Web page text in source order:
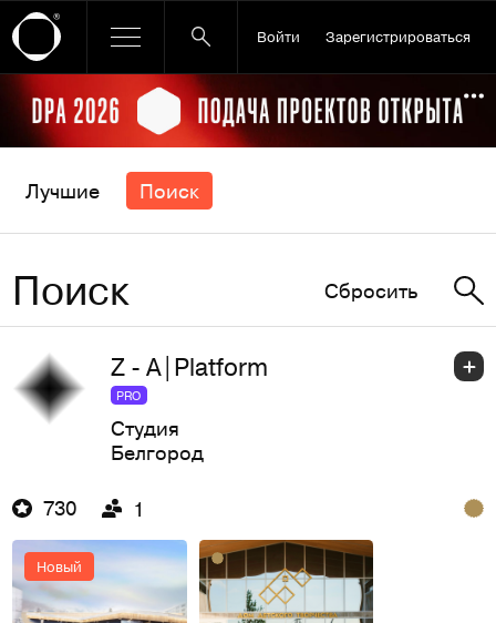
Войти Зарегистрироваться
Ссылка баннера
Лучшие Поиск
Поиск Сбросить
Z - A|Platform
PRO
Студия
Белгород
730 1
Новый